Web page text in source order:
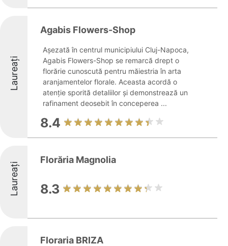
Laureați
Agabis Flowers-Shop
Așezată în centrul municipiului Cluj-Napoca,
Agabis Flowers-Shop se remarcă drept o
florărie cunoscută pentru măiestria în arta
aranjamentelor florale. Aceasta acordă o
atenție sporită detaliilor și demonstrează un
rafinament deosebit în conceperea ...
8.4
Laureați
Florăria Magnolia
8.3
Floraria BRIZA